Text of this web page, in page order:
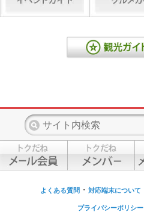
よくある質問 ・ 対応端末について
プライバシーポリシー